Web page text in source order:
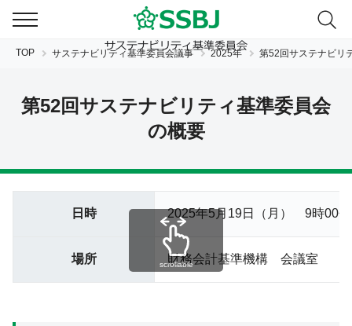
TOP サステナビリティ基準委員会議事 2025年 第52回サステナビリ
第52回サステナビリティ基準委員会
の概要
日時 2025年5月19日（月） 9時00
場所 財務会計基準機構 会議室
scrollable